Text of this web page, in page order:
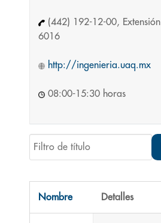
(442) 192-12-00, Extensión
6016
http://ingenieria.uaq.mx
08:00-15:30 horas
Filtro de título
Nombre Detalles